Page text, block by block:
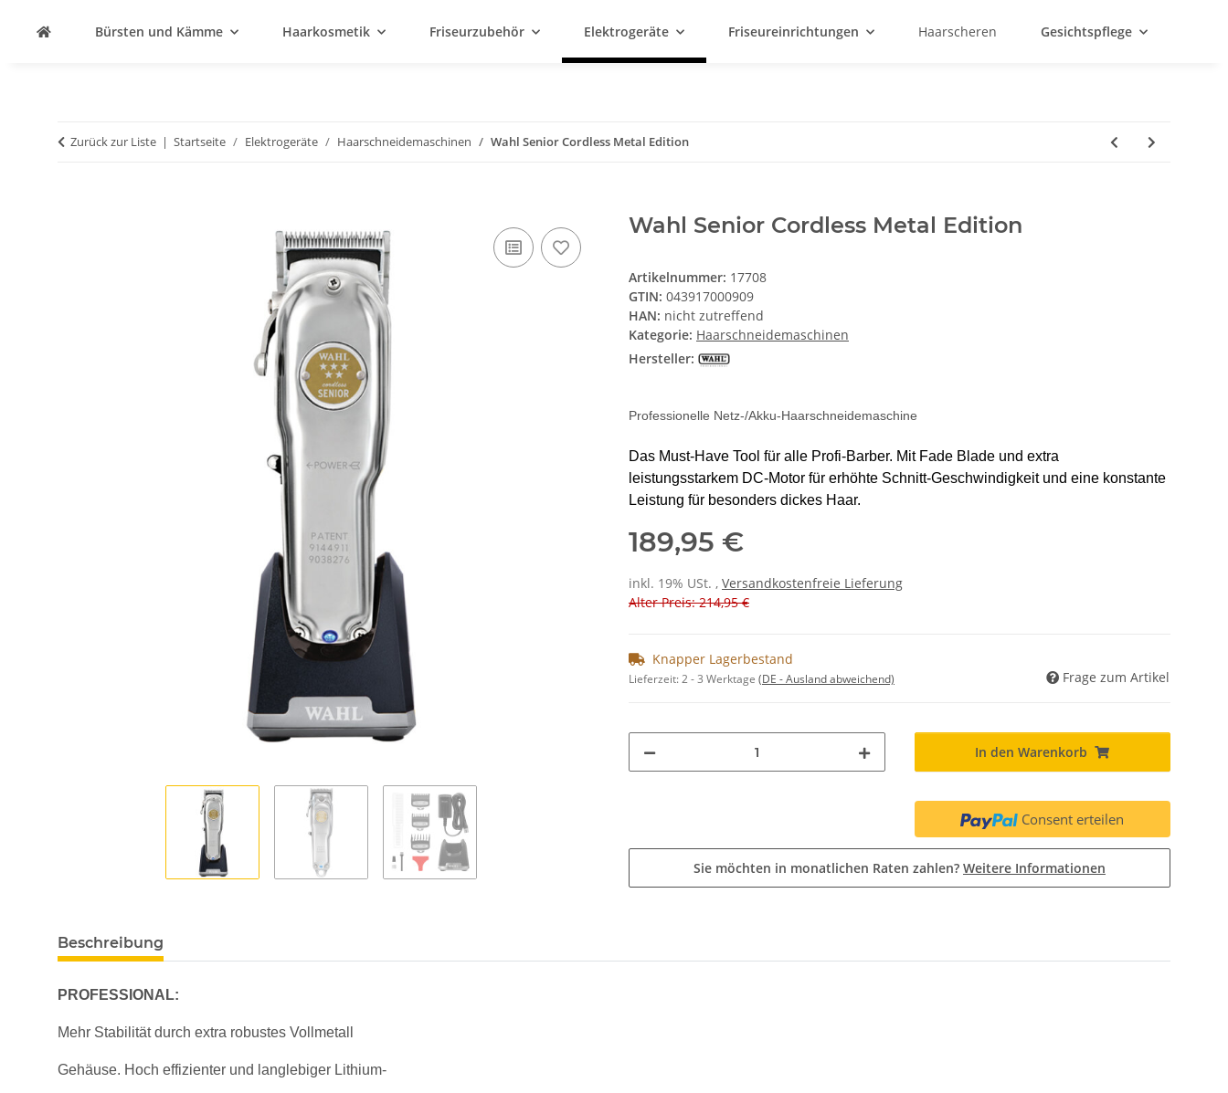
Bürsten und Kämme Haarkosmetik Friseurzubehör Elektrogeräte Friseureinrichtungen Haarscheren Gesichtspflege
Zurück zur Liste Startseite Elektrogeräte Haarschneidemaschinen Wahl Senior Cordless Metal Edition
Wahl Senior Cordless Metal Edition
Artikelnummer: 17708
GTIN: 043917000909
HAN: nicht zutreffend
Kategorie: Haarschneidemaschinen
Hersteller:
Professionelle Netz-/Akku-Haarschneidemaschine
Das Must-Have Tool für alle Profi-Barber. Mit Fade Blade und extra
leistungsstarkem DC-Motor für erhöhte Schnitt-Geschwindigkeit und eine konstante
Leistung für besonders dickes Haar.
189,95 €
inkl. 19% USt. , Versandkostenfreie Lieferung
Alter Preis: 214,95 €
Knapper Lagerbestand
Lieferzeit:2 - 3 Werktage (DE - Ausland abweichend) Frage zum Artikel
In den Warenkorb
Consent erteilen
Sie möchten in monatlichen Raten zahlen? Weitere Informationen
Beschreibung
PROFESSIONAL:
Mehr Stabilität durch extra robustes Vollmetall
Gehäuse. Hoch effizienter und langlebiger Lithium-